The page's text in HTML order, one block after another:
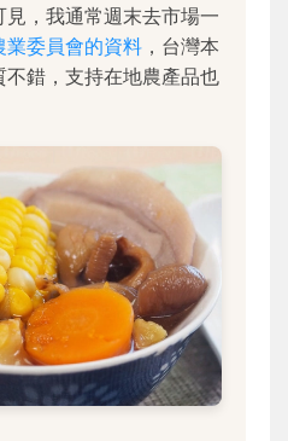
，我通常週末去市場一
業委員會的資料 ，台灣本
錯，支持在地農產品也